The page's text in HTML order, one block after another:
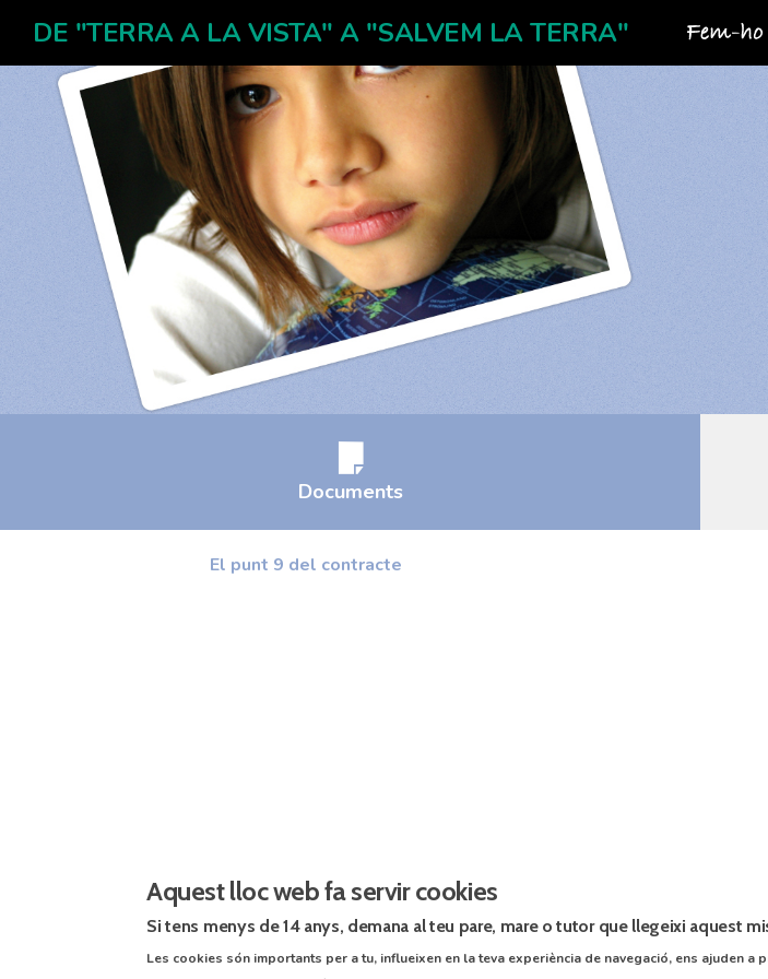
DE "TERRA A LA VISTA" A "SALVEM LA TERRA"
Documents
El punt 9 del contracte
Aquest lloc web fa servir cookies
Si tens menys de 14 anys, demana al teu pare, mare o tutor que llegeixi aquest
Les cookies són importants per a tu, influeixen en la teva experiència de navegació, ens ajuden